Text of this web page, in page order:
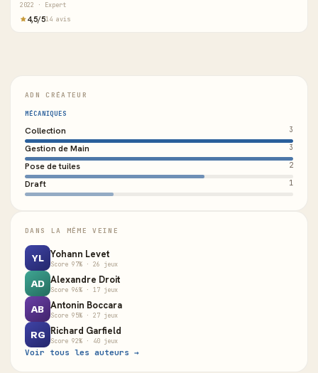
2022 · Expert
4,5/514 avis
ADN CRÉATEUR
MÉCANIQUES
Collection 3
Gestion de Main 3
Pose de tuiles 2
Draft 1
DANS LA MÊME VEINE
YL Yohann Levet
Score 97% · 26 jeux
AD Alexandre Droit
Score 96% · 17 jeux
AB Antonin Boccara
Score 95% · 27 jeux
RG Richard Garfield
Score 92% · 40 jeux
Voir tous les auteurs →